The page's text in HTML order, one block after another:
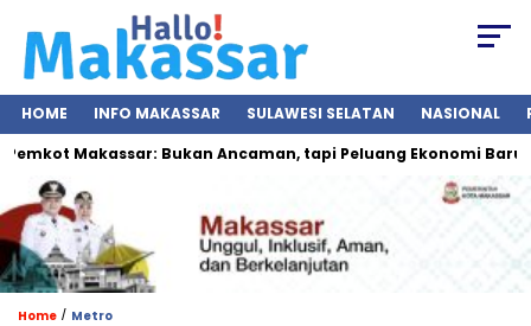
HOME INFO MAKASSAR SULAWESI SELATAN NASIONAL
Makassar: Bukan Ancaman, tapi Peluang Ekonomi Baru
Home / Metro